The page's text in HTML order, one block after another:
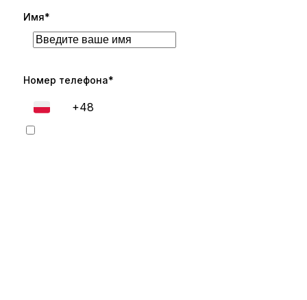
Имя*
Номер телефона*